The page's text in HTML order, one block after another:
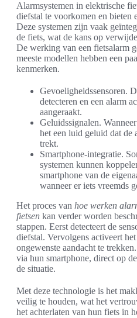
Alarmsystemen in elektrische
diefstal te voorkomen en bieten
Deze systemen zijn vaak
de fiets, wat de kans op
De werking van een fietsalarm
meeste modellen hebben een
kenmerken.
Gevoeligheidssensoren.
detecteren en een alarm
aangeraakt.
Geluidssignalen.
het een luid geluid dat de
trekt.
Smartphone-integratie.
systemen kunnen
smartphone van de
wanneer er iets vreemds
Het proces van hoe werken
fietsen kan verder worden
stappen. Eerst detecteert de
diefstal. Vervolgens activeert
ongewenste aandacht te
via hun smartphone, direct op
de situatie.
Met deze technologie is het
veilig te houden, wat het
het achterlaten van hun fiets in